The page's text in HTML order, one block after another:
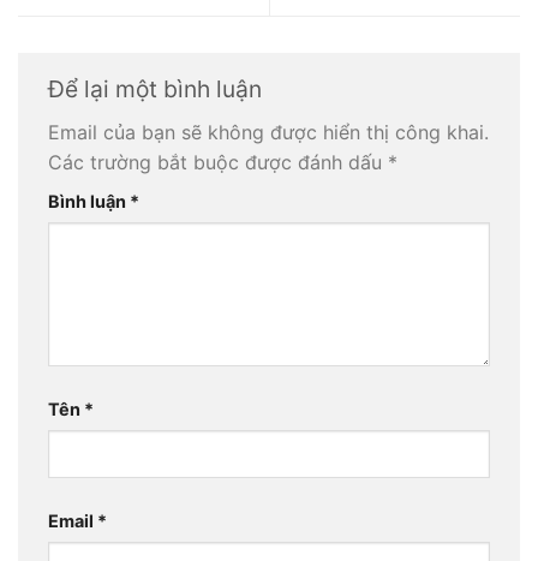
Để lại một bình luận
Email của bạn sẽ không được hiển thị công khai.
Các trường bắt buộc được đánh dấu *
Bình luận *
Tên *
Email *